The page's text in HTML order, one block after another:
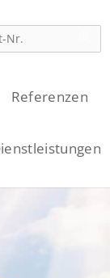
Referenzen